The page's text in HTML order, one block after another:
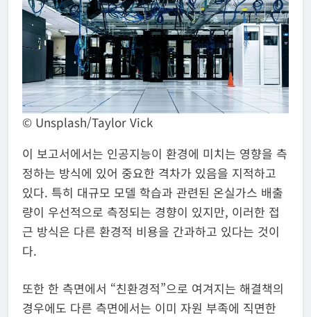
© Unsplash/Taylor Vick
이 보고서에서는 인공지능이 환경에 미치는 영향을 측
정하는 방식에 있어 중요한 격차가 있음을 지적하고
있다. 특히 대규모 모델 학습과 관련된 온실가스 배출
량이 우선적으로 측정되는 경향이 있지만, 이러한 접
근 방식은 다른 환경적 비용을 간과하고 있다는 것이
다.
또한 한 측면에서 “친환경적”으로 여겨지는 해결책의
경우에도 다른 측면에서는 이미 자원 부족에 직면한